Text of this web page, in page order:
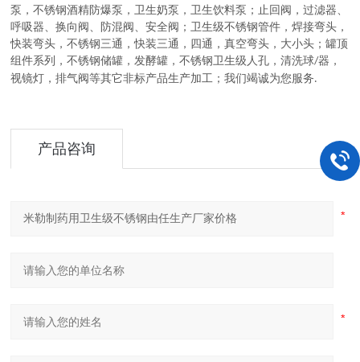
泵，不锈钢酒精防爆泵，卫生奶泵，卫生饮料泵 ； 止回阀，过滤器、
呼吸器、换向阀、防混阀、安全阀 ；卫生级不锈钢管件 ，焊接弯头，
快装弯头，不锈钢三通，快装三通，四通，真空弯头，大小头 ；罐顶
组件系列 ，不锈钢储罐，发酵罐，不锈钢卫生级人孔，清洗球/器，
视镜灯，排气阀等其它非标产品生产加工 ；我们竭诚为您服务.
产品咨询